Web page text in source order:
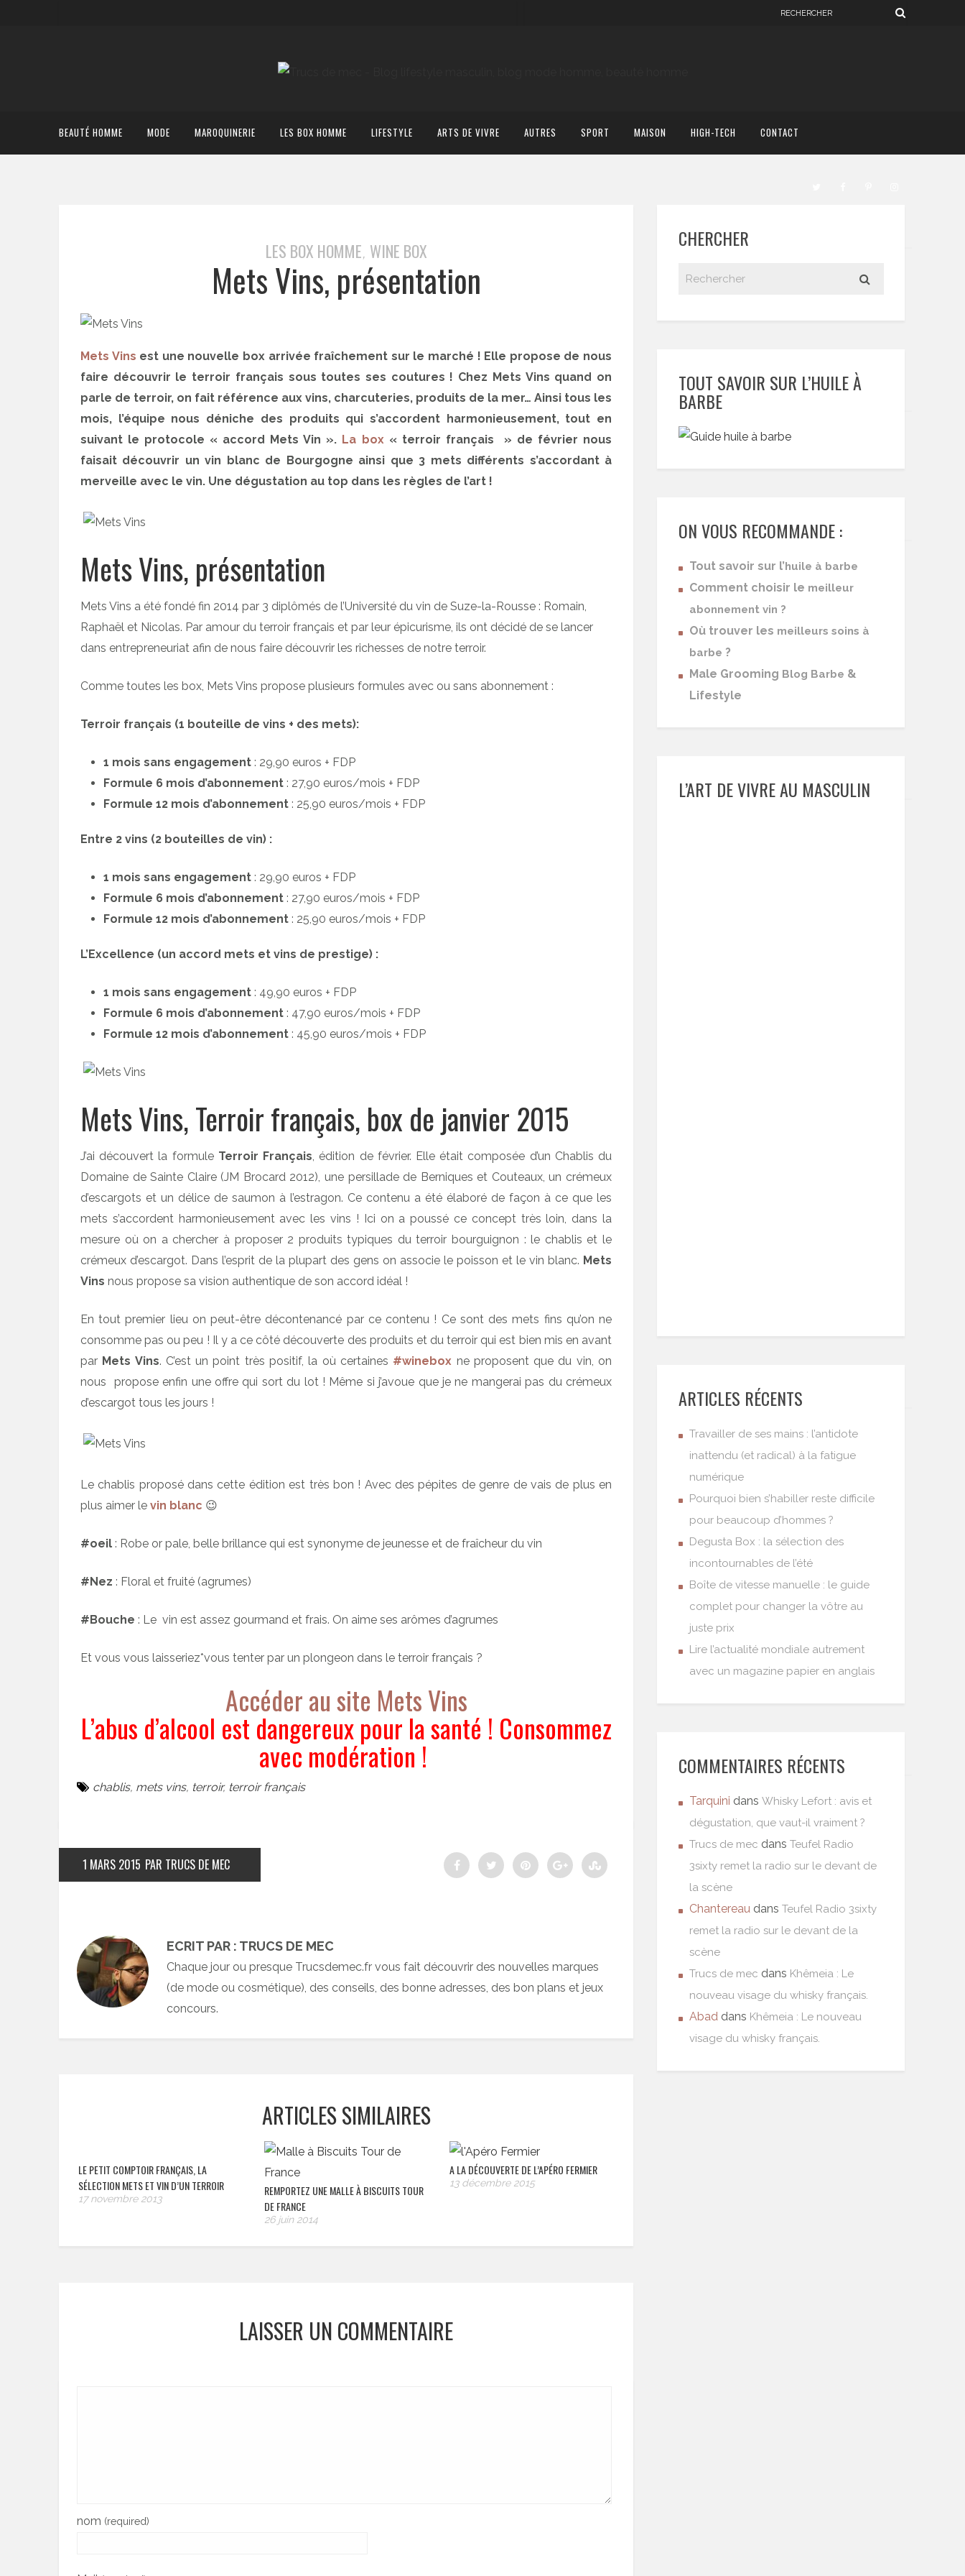
BEAUTÉ HOMME MODE MAROQUINERIE LES BOX HOMME LIFESTYLE ARTS DE VIVRE AUTRES SPORT MAISON HIGH-TECH CONTACT
LES BOX HOMME, WINE BOX
Mets Vins, présentation
Mets Vins est une nouvelle box arrivée fraîchement sur le marché ! Elle propose de nous
faire découvrir le terroir français sous toutes ses coutures ! Chez Mets Vins quand on
parle de terroir, on fait référence aux vins, charcuteries, produits de la mer… Ainsi tous les
mois, l’équipe nous déniche des produits qui s’accordent harmonieusement, tout en
suivant le protocole « accord Mets Vin ». La box« terroir français » de février nous
faisait découvrir un vin blanc de Bourgogne ainsi que 3 mets différents s’accordant à
merveille avec le vin. Une dégustation au top dans les règles de l’art !
Mets Vins, présentation
Mets Vins a été fondé fin 2014 par 3 diplômés de l’Université du vin de Suze-la-Rousse : Romain,
Raphaël et Nicolas. Par amour du terroir français et par leur épicurisme, ils ont décidé de se lancer
dans entrepreneuriat afin de nous faire découvrir les richesses de notre terroir.
Comme toutes les box, Mets Vins propose plusieurs formules avec ou sans abonnement :
Terroir français (1 bouteille de vins + des mets):
1 mois sans engagement : 29,90 euros + FDP
Formule 6 mois d’abonnement : 27,90 euros/mois + FDP
Formule 12 mois d’abonnement : 25,90 euros/mois + FDP
Entre 2 vins (2 bouteilles de vin) :
1 mois sans engagement : 29,90 euros + FDP
Formule 6 mois d’abonnement : 27,90 euros/mois + FDP
Formule 12 mois d’abonnement : 25,90 euros/mois + FDP
L’Excellence (un accord mets et vins de prestige) :
1 mois sans engagement : 49,90 euros + FDP
Formule 6 mois d’abonnement : 47,90 euros/mois + FDP
Formule 12 mois d’abonnement : 45,90 euros/mois + FDP
Mets Vins, Terroir français, box de janvier 2015
J’ai découvert la formule Terroir Français, édition de février. Elle était composée d’un Chablis du
Domaine de Sainte Claire (JM Brocard 2012), une persillade de Berniques et Couteaux, un crémeux
d’escargots et un délice de saumon à l’estragon. Ce contenu a été élaboré de façon à ce que les
mets s’accordent harmonieusement avec les vins ! Ici on a poussé ce concept très loin, dans la
mesure où on a chercher à proposer 2 produits typiques du terroir bourguignon : le chablis et le
crémeux d’escargot. Dans l’esprit de la plupart des gens on associe le poisson et le vin blanc. Mets
Vins nous propose sa vision authentique de son accord idéal !
En tout premier lieu on peut-être décontenancé par ce contenu ! Ce sont des mets fins qu’on ne
consomme pas ou peu ! Il y a ce côté découverte des produits et du terroir qui est bien mis en avant
par Mets Vins. C’est un point très positif, la où certaines #winebox ne proposent que du vin, on
nous propose enfin une offre qui sort du lot ! Même si j’avoue que je ne mangerai pas du crémeux
d’escargot tous les jours !
Le chablis proposé dans cette édition est très bon ! Avec des pépites de genre de vais de plus en
plus aimer le vin blanc 😉
#oeil : Robe or pale, belle brillance qui est synonyme de jeunesse et de fraîcheur du vin
#Nez : Floral et fruité (agrumes)
#Bouche : Le vin est assez gourmand et frais. On aime ses arômes d’agrumes
Et vous vous laisseriez*vous tenter par un plongeon dans le terroir français ?
Accéder au site Mets Vins
L’abus d’alcool est dangereux pour la santé ! Consommez
avec modération !
chablis, mets vins, terroir, terroir français
1 MARS 2015 PAR TRUCS DE MEC
ECRIT PAR : TRUCS DE MEC
Chaque jour ou presque Trucsdemec.fr vous fait découvrir des nouvelles marques
(de mode ou cosmétique), des conseils, des bonne adresses, des bon plans et jeux
concours.
ARTICLES SIMILAIRES
LE PETIT COMPTOIR FRANÇAIS, LA
SÉLECTION METS ET VIN D’UN TERROIR
17 novembre 2013
REMPORTEZ UNE MALLE À BISCUITS TOUR
DE FRANCE
26 juin 2014
A LA DÉCOUVERTE DE L’APÉRO FERMIER
13 décembre 2015
LAISSER UN COMMENTAIRE
nom (required)
CHERCHER
TOUT SAVOIR SUR L’HUILE À
BARBE
ON VOUS RECOMMANDE :
Tout savoir sur l’huile à barbe
Comment choisir le meilleur
abonnement vin ?
Où trouver les meilleurs soins à
barbe ?
Male Grooming Blog Barbe &
Lifestyle
L’ART DE VIVRE AU MASCULIN
ARTICLES RÉCENTS
Travailler de ses mains : l’antidote
inattendu (et radical) à la fatigue
numérique
Pourquoi bien s’habiller reste difficile
pour beaucoup d’hommes ?
Degusta Box : la sélection des
incontournables de l’été
Boîte de vitesse manuelle : le guide
complet pour changer la vôtre au
juste prix
Lire l’actualité mondiale autrement
avec un magazine papier en anglais
COMMENTAIRES RÉCENTS
Tarquini dans Whisky Lefort : avis et
dégustation, que vaut-il vraiment ?
Trucs de mec dans Teufel Radio
3sixty remet la radio sur le devant de
la scène
Chantereau dans Teufel Radio 3sixty
remet la radio sur le devant de la
scène
Trucs de mec dans Khêmeia : Le
nouveau visage du whisky français.
Abad dans Khêmeia : Le nouveau
visage du whisky français.